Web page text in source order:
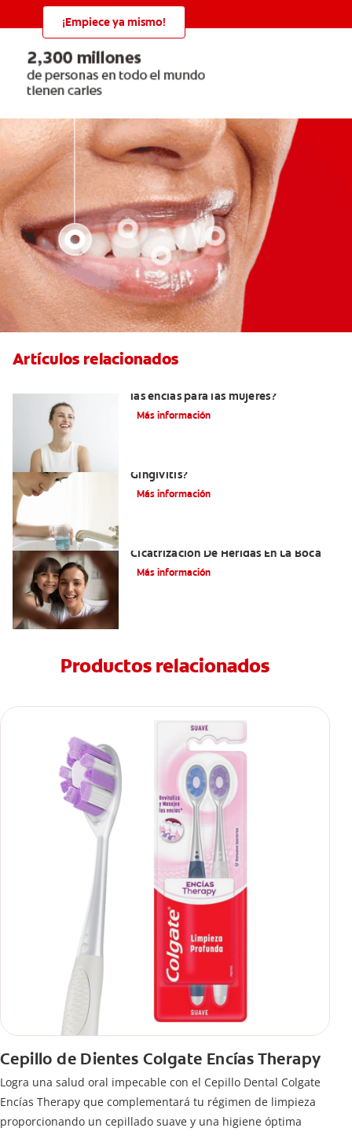
¡Empiece ya mismo!
Artículos relacionados
las encías para las mujeres?
Más información
Gingivitis?
Más información
Cicatrización De Heridas En La Boca
Más información
Productos relacionados
Cepillo de Dientes Colgate Encías Therapy
Logra una salud oral impecable con el Cepillo Dental Colgate
Encías Therapy que complementará tu régimen de limpieza
proporcionando un cepillado suave y una higiene óptima